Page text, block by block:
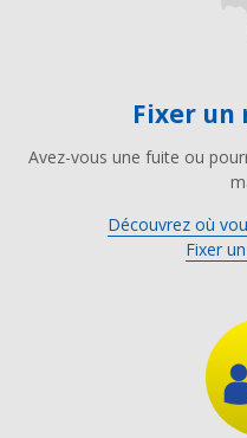
Fixer
Avez-vous une fuite ou
Découvrez où
Fixer